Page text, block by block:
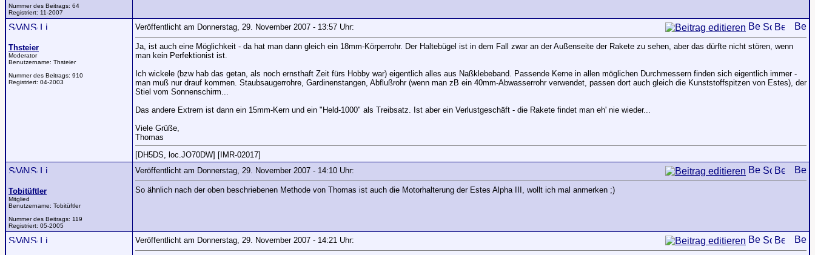
Nummer des Beitrags: 64
Registriert: 11-2007
Thsteier
Moderator
Benutzername: Thsteier
Nummer des Beitrags: 910
Registriert: 04-2003
Veröffentlicht am Donnerstag, 29. November 2007 - 13:57 Uhr:
Ja, ist auch eine Möglichkeit - da hat man dann gleich ein 18mm-Körperrohr. Der Haltebügel ist in dem Fall zwar an der Außenseite der Rakete zu sehen, aber das dürfte nicht stören, wenn
man kein Perfektionist ist.
Ich wickele (bzw hab das getan, als noch ernsthaft Zeit fürs Hobby war) eigentlich alles aus Naßklebeband. Passende Kerne in allen möglichen Durchmessern finden sich eigentlich immer -
man muß nur drauf kommen. Staubsaugerrohre, Gardinenstangen, Abflußrohr (wenn man zB ein 40mm-Abwasserrohr verwendet, passen dort auch gleich die Kunststoffspitzen von Estes), der
Stiel vom Sonnenschirm...
Das andere Extrem ist dann ein 15mm-Kern und ein "Held-1000" als Treibsatz. Ist aber ein Verlustgeschäft - die Rakete findet man eh' nie wieder...
Viele Grüße,
Thomas
[DH5DS, loc.JO70DW] [IMR-02017]
Tobitüftler
Mitglied
Benutzername: Tobitüftler
Nummer des Beitrags: 119
Registriert: 05-2005
Veröffentlicht am Donnerstag, 29. November 2007 - 14:10 Uhr:
So ähnlich nach der oben beschriebenen Methode von Thomas ist auch die Motorhalterung der Estes Alpha III, wollt ich mal anmerken ;)
Veröffentlicht am Donnerstag, 29. November 2007 - 14:21 Uhr: